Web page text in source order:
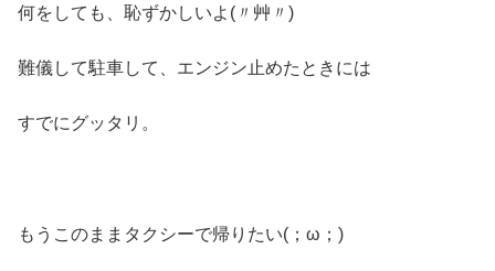
何をしても、恥ずかしいよ(〃艸〃)
難儀して駐車して、エンジン止めたときには
すでにグッタリ。
もうこのままタクシーで帰りたい(；ω；)